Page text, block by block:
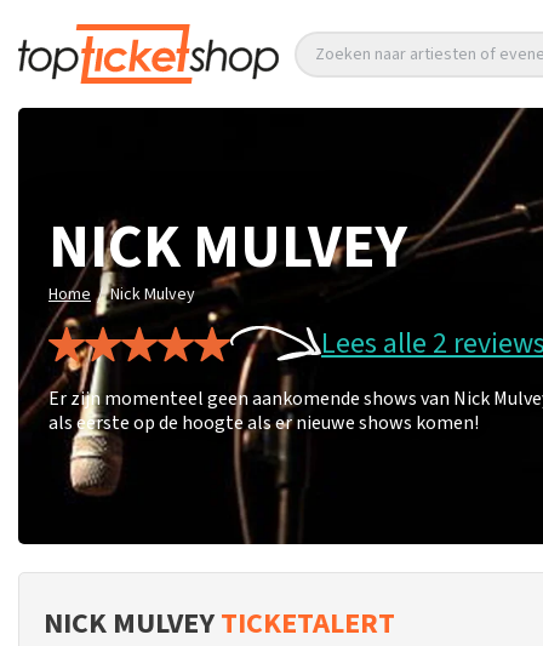
Zoeken naar artiesten of
NICK MULVEY
Home / Nick Mulvey
Lees alle 2 reviews
Er zijn momenteel geen aankomende shows van Nick
als eerste op de hoogte als er nieuwe shows komen!
NICK MULVEYTICKETALERT